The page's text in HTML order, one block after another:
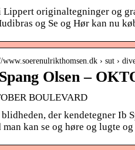
Lippert originaltegninger og
og Se og Hør kan nu
› sut ›
Olsen –
BOULEVARD
der kendetegner Ib
man kan se og høre og lugte